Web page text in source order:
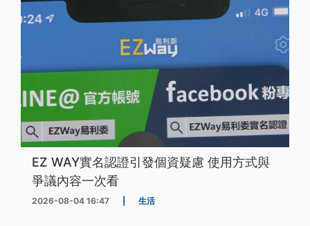
EZ WAY實名認證引發個資疑慮 使用方式與
爭議內容一次看
2026-08-04 16:47 生活